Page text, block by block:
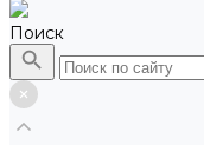
Поиск